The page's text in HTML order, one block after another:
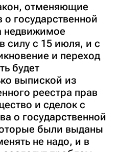
отменяющие
о государственной
недвижимое
силу с 15 июля, и с
и переход
будет
выпиской из
реестра прав
и сделок с
о государственной
были выданы
не надо, и в